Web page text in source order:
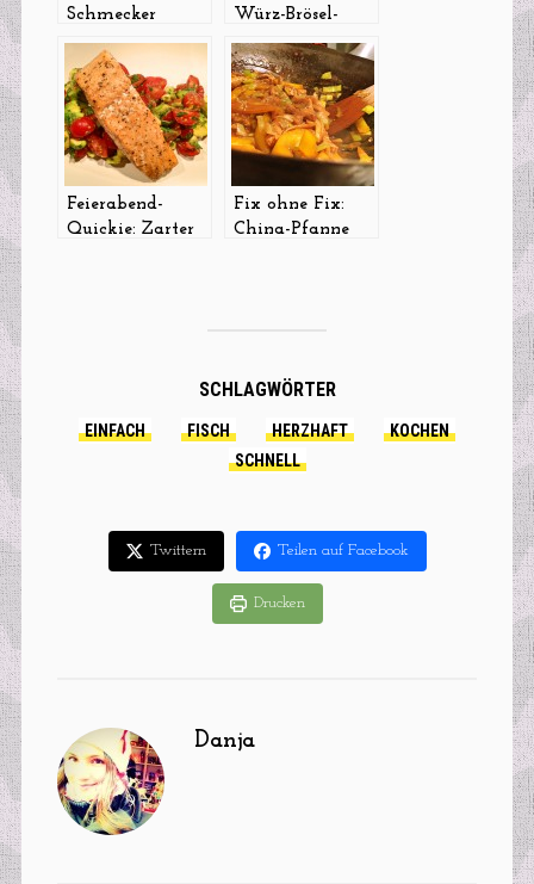
Schmecker
Kräuterkartoffeln
aus der Pfanne
Würz-Brösel-
Kruste aus dem
Ofen
Feierabend-
Quickie: Zarter
Fix ohne Fix:
China-Pfanne
SCHLAGWÖRTER
EINFACH FISCH HERZHAFT
KOCHEN
SCHNELL
Twittern Teilen auf Facebook
Drucken
Danja